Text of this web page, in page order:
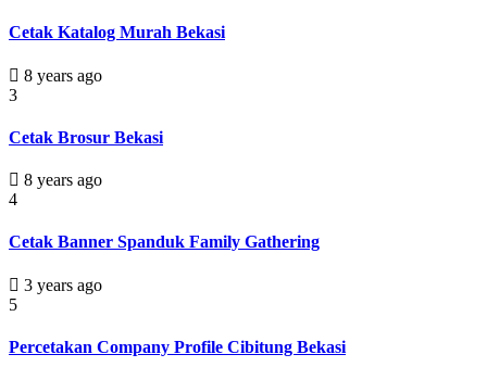
Cetak Katalog Murah Bekasi
8 years ago
3
Cetak Brosur Bekasi
8 years ago
4
Cetak Banner Spanduk Family Gathering
3 years ago
5
Percetakan Company Profile Cibitung Bekasi